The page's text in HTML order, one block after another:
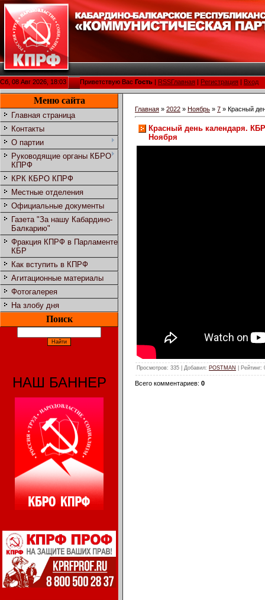
Сб, 08 Авг 2026, 18:03 Приветствую Вас Гость RSSГлавная Регистрация Вход
Меню сайта
Главная страница
Контакты
О партии
Руководящие органы КБРО
КПРФ
КРК КБРО КПРФ
Местные отделения
Официальные документы
Газета "За нашу Кабардино-
Балкарию"
Фракция КПРФ в Парламенте
КБР
Как вступить в КПРФ
Агитационные материалы
Фотогалерея
На злобу дня
Поиск
НАШ БАННЕР
Главная » 2022 » Ноябрь » 7 » Красный
Красный день календаря.
Ноября
Просмотров: 335 | Добавил: POSTMAN Рейтинг:
Всего комментариев: 0